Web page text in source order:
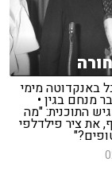
באנקדוטה מימי
מנחם בגין •
התוכנית: "מה
את ציר פילדלפי